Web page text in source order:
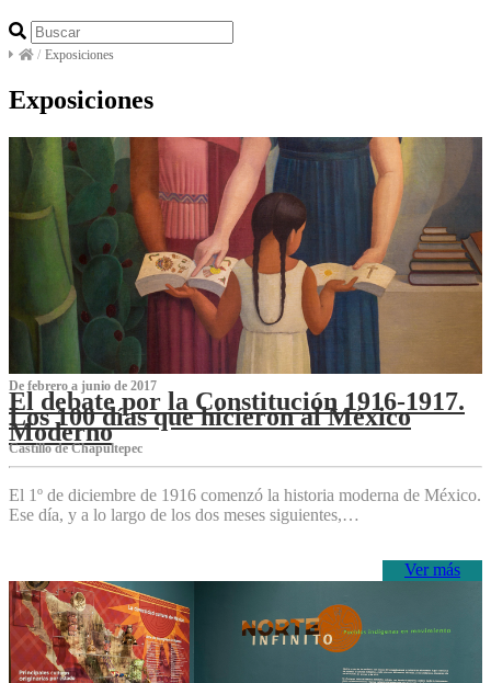
/ Exposiciones
Exposiciones
De febrero a junio de 2017
El debate por la Constitución 1916-1917.
Los 100 días que hicieron al México
Moderno
Castillo de Chapultepec
El 1º de diciembre de 1916 comenzó la historia moderna de México.
Ese día, y a lo largo de los dos meses siguientes,…
Ver más